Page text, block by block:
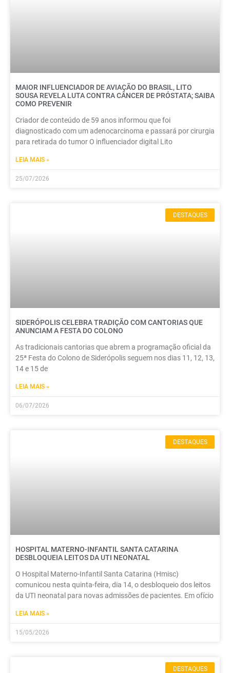
MAIOR INFLUENCIADOR DE AVIAÇÃO DO BRASIL, LITO
SOUSA REVELA LUTA CONTRA CÂNCER DE PRÓSTATA; SAIBA
COMO PREVENIR
Criador de conteúdo de 59 anos informou que foi
diagnosticado com um adenocarcinoma e passará por cirurgia
para retirada do tumor O influenciador digital Lito
LEIA MAIS »
25/07/2026
DESTAQUES
SIDERÓPOLIS CELEBRA TRADIÇÃO COM CANTORIAS QUE
ANUNCIAM A FESTA DO COLONO
As tradicionais cantorias que abrem a programação oficial da
25ª Festa do Colono de Siderópolis seguem nos dias 11, 12, 13,
14 e 15 de
LEIA MAIS »
06/07/2026
DESTAQUES
HOSPITAL MATERNO-INFANTIL SANTA CATARINA
DESBLOQUEIA LEITOS DA UTI NEONATAL
O Hospital Materno-Infantil Santa Catarina (Hmisc)
comunicou nesta quinta-feira, dia 14, o desbloqueio dos leitos
da UTI neonatal para novas admissões de pacientes. Em ofício
LEIA MAIS »
15/05/2026
DESTAQUES